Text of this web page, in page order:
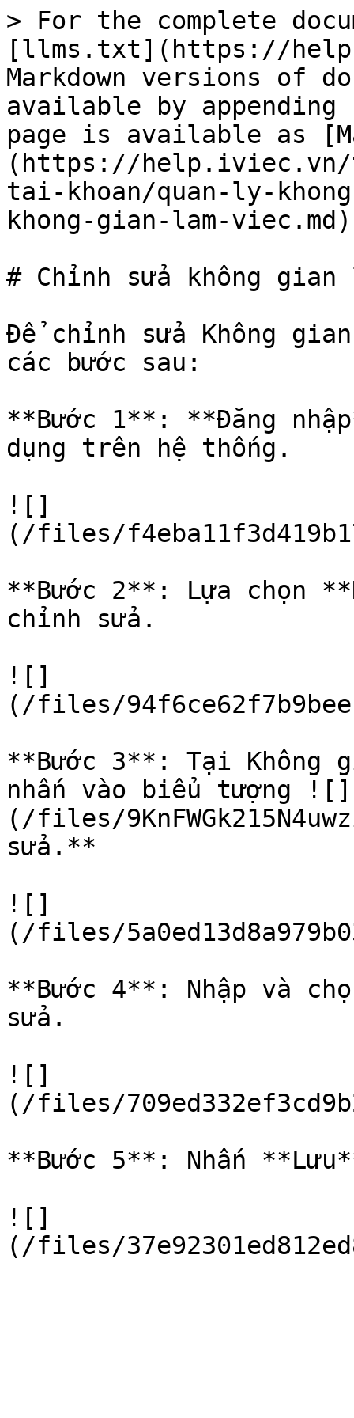
> For the complete
[llms.txt](https://
Markdown versions of
available by
page is available as
(https://help.iviec.vn/
tai-khoan/quan-ly-
khong-gian-lam-
# Chỉnh sửa không gian
Để chỉnh sửa Không
các bước sau:
**Bước 1**: **Đăng
dụng trên hệ thống.
![]
(/files/
**Bước 2**: Lựa chọn
chỉnh sửa.
![]
(/files/
**Bước 3**: Tại Không
nhấn vào biểu tượng ![]
(/files/
sửa.**
![]
(/files/
**Bước 4**: Nhập và
sửa.
![]
(/files/
**Bước 5**: Nhấn
![]